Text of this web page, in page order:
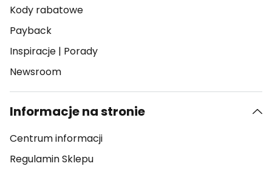
Kody rabatowe
Payback
Inspiracje | Porady
Newsroom
Informacje na stronie
Centrum informacji
Regulamin Sklepu